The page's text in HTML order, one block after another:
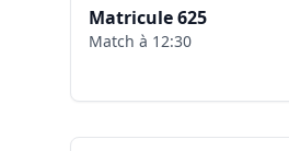
Matricule625
Match à 12:30